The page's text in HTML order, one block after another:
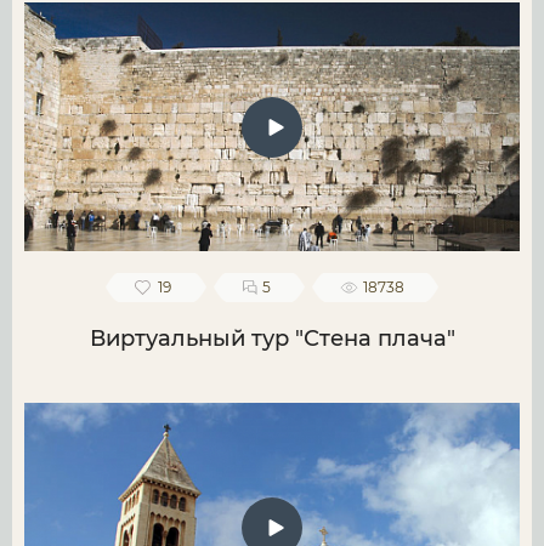
19 5 18738
Виртуальный тур "Стена плача"